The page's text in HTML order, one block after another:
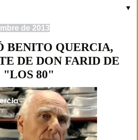
▼
de 2013
BENITO QUERCIA,
DE DON FARID DE
"LOS 80"